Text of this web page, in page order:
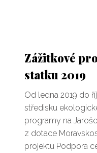
Zážitkové
statku 2019
Od ledna 2019 do
středisku
programy na
z dotace
projektu Podpora